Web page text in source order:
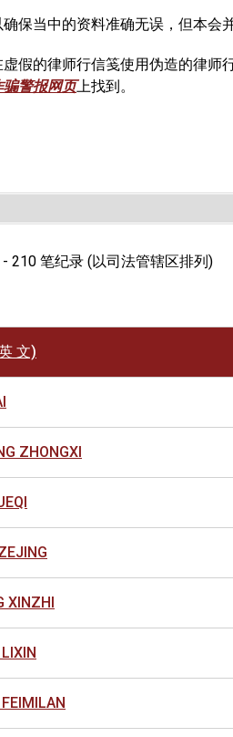
保当中的资料准确无误，但本会
假的律师行信笺使用伪造的律
骗警报网页上找到。
210 笔纪录 (以司法管辖区排列)
文)
ZHONGXI
XINZHI